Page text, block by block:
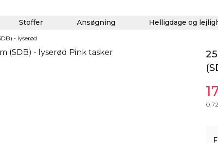
Stoffer Ansøgning Helligdage og
- lyserød
0,72